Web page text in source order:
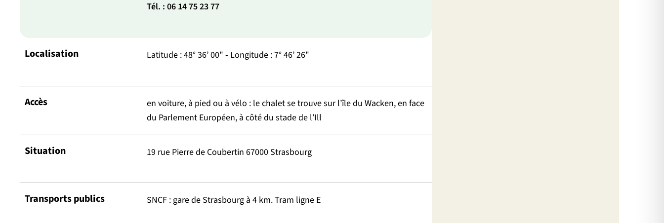
Tél. : 06 14 75 23 77
Localisation Latitude : 48° 36’ 00" - Longitude : 7° 46’ 26"
Accès
en voiture, à pied ou à vélo : le chalet se trouve sur l’île du Wacken, en face
du Parlement Européen, à côté du stade de l’Ill
Situation 19 rue Pierre de Coubertin 67000 Strasbourg
Transports publics SNCF : gare de Strasbourg à 4 km. Tram ligne E